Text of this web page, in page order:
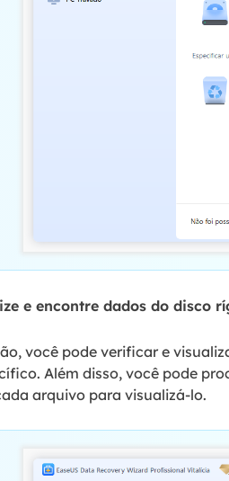
e encontre dados do disco
você pode verificar e
Além disso, você pode
arquivo para visualizá-lo.